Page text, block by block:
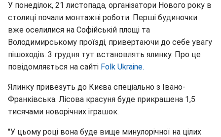
У понеділок, 21 листопада, організатори Нового року в
столиці почали монтажні роботи. Перші будиночки
вже оселилися на Софійській площі та
Володимирському проїзді, привертаючи до себе увагу
пішоходів. 3 грудня тут встановлять ялинку. Про це
повідомляється на сайті Folk Ukraine.
Ялинку привезуть до Києва спеціально з Івано-
Франківська. Лісова красуня буде прикрашена 1,5
тисячами новорічних іграшок.
"У цьому році вона буде вище минулорічної на цілих